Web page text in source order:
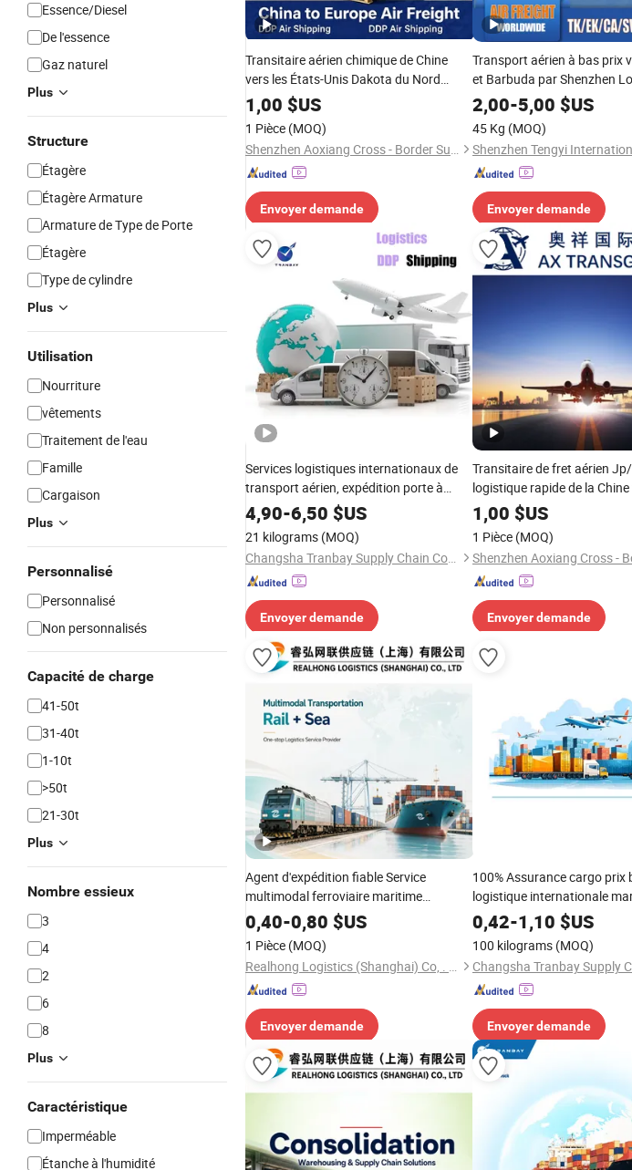
Essence/Diesel
De l'essence
Gaz naturel
Plus
Structure
Étagère
Étagère Armature
Armature de Type de Porte
Étagère
Type de cylindre
Plus
Utilisation
Nourriture
vêtements
Traitement de l'eau
Famille
Cargaison
Plus
Personnalisé
Personnalisé
Non personnalisés
Capacité de charge
41-50t
31-40t
1-10t
>50t
21-30t
Plus
Nombre essieux
3
4
2
6
8
Plus
Caractéristique
Imperméable
Étanche à l'humidité
Transitaire aérien chimique de Chine
vers les États-Unis Dakota du Nord
Fargo DDP logistique de fret aérien
1,00 $US
1 Pièce (MOQ)
Shenzhen Aoxiang Cross - Border Supply Chain Co., Ltd.
Envoyer demande
Transport aérien à bas prix
et Barbuda par Shenzhen
2,00-5,00 $US
45 Kg (MOQ)
Envoyer demande
Services logistiques internationaux de
transport aérien, expédition porte à
porte, transitaire Fba, logistique DDP,
services de fret maritime, cargo aérien,
DHL, FedEx, stockage gratuit, agent
d'expédition
4,90-6,50 $US
21 kilograms (MOQ)
Changsha Tranbay Supply Chain Co., Ltd.
Envoyer demande
Transitaire de fret aérien
logistique rapide de la Chine
Japon et la Corée
1,00 $US
1 Pièce (MOQ)
Envoyer demande
Agent d'expédition fiable Service
multimodal ferroviaire maritime
Logistique pour la livraison de cargaison
et de port en Europe
0,40-0,80 $US
1 Pièce (MOQ)
Realhong Logistics (Shanghai) Co, . Ltd
Envoyer demande
100% Assurance cargo prix
logistique internationale
transport routier courtiers en
logistique logistique mondiale
internationale
0,42-1,10 $US
100 kilograms (MOQ)
Envoyer demande